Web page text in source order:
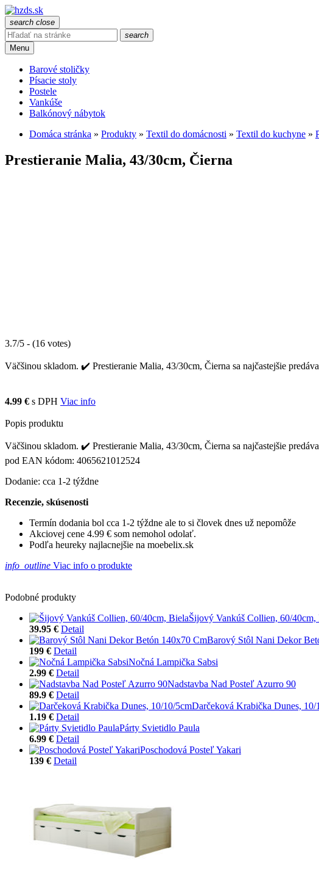
search close
search
Menu
Barové stoličky
Písacie stoly
Postele
Vankúše
Balkónový nábytok
Domáca stránka » Produkty » Textil do domácnosti » Textil do kuchyne »
Prestieranie Malia, 43/30cm, Čierna
3.7/5 - (16 votes)
Väčšinou skladom. ✔️ Prestieranie Malia, 43/30cm, Čierna sa najčastejšie
4.99 € s DPH Viac info
Popis produktu
Väčšinou skladom. ✔️ Prestieranie Malia, 43/30cm, Čierna sa najčastejšie
pod EAN kódom: 4065621012524
Dodanie: cca 1-2 týždne
Recenzie, skúsenosti
Termín dodania bol cca 1-2 týždne ale to si človek dnes už nepomôže
Akciovej cene 4.99 € som nemohol odolať.
Podľa heureky najlacnejšie na moebelix.sk
info_outline Viac info o produkte
Podobné produkty
Šijový Vankúš Collien, 60/40cm,
39.95 € Detail
Barový Stôl Nani Dekor
199 € Detail
Nočná Lampička Sabsi
2.99 € Detail
Nadstavba Nad Posteľ Azurro 90
89.9 € Detail
Darčeková Krabička Dunes, 10/
1.19 € Detail
Párty Svietidlo Paula
6.99 € Detail
Poschodová Posteľ Yakari
139 € Detail